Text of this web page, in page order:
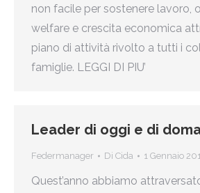
non facile per sostenere lavoro,
welfare e crescita economica
piano di attività rivolto a tutti i
famiglie. LEGGI DI PIU’
Leader di oggi e di
Federmanager Di Cida 1 Gennaio
Quest’anno abbiamo